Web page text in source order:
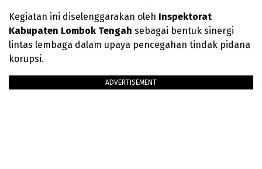
Kegiatan ini diselenggarakan oleh Inspektorat
Kabupaten Lombok Tengah sebagai bentuk sinergi
lintas lembaga dalam upaya pencegahan tindak pidana
korupsi.
ADVERTISEMENT